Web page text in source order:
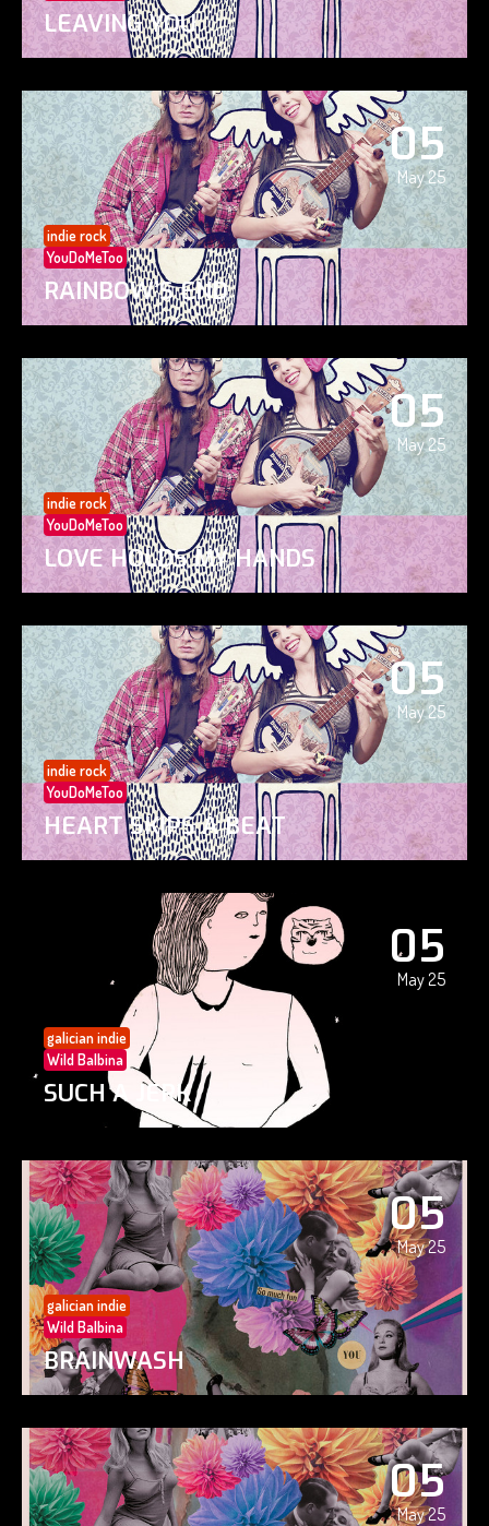
LEAVING YOU
05
May 25
indie rock
YouDoMeToo
RAINBOW’S END
05
May 25
indie rock
YouDoMeToo
LOVE HOLDS MY HANDS
05
May 25
indie rock
YouDoMeToo
HEART SKIPS A BEAT
05
May 25
galician indie
Wild Balbina
SUCH A JERK
05
May 25
galician indie
Wild Balbina
BRAINWASH
05
May 25